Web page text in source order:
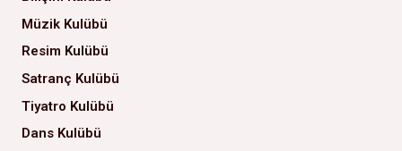
Müzik Kulübü
Resim Kulübü
Satranç Kulübü
Tiyatro Kulübü
Dans Kulübü